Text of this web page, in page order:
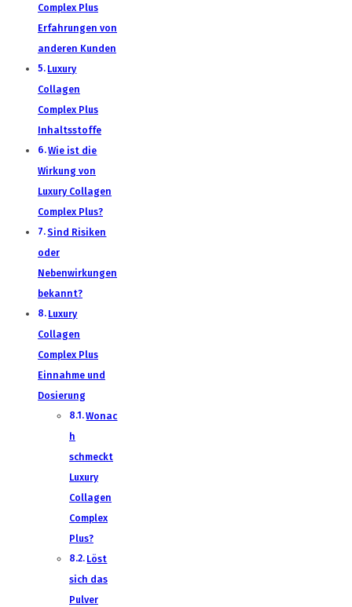
Complex Plus
Erfahrungen von
anderen Kunden
Luxury
Collagen
Complex Plus
Inhaltsstoffe
Wie ist die
Wirkung von
Luxury Collagen
Complex Plus?
Sind Risiken
oder
Nebenwirkungen
bekannt?
Luxury
Collagen
Complex Plus
Einnahme und
Dosierung
Wonac
h
schmeckt
Luxury
Collagen
Complex
Plus?
Löst
sich das
Pulver